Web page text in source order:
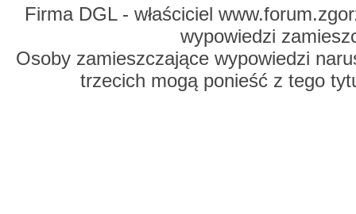
Firma DGL - właściciel
wypowiedzi
Osoby zamieszczające wypowiedzi
trzecich mogą ponieść z tego